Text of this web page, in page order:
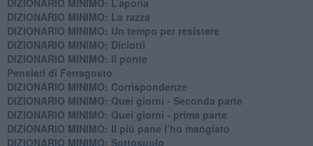
DIZIONARIO MINIMO: La razza
DIZIONARIO MINIMO: Un tempo per resistere
DIZIONARIO MINIMO: Diciotti
DIZIONARIO MINIMO: Il ponte
Pensieri di Ferragosto
DIZIONARIO MINIMO: Corrispondenze
DIZIONARIO MINIMO: Quei giorni - Seconda parte
DIZIONARIO MINIMO: Quei giorni - prima parte
DIZIONARIO MINIMO: Il più pane l’ho mangiato
DIZIONARIO MINIMO: Sottosuolo